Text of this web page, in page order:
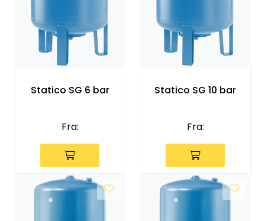
Statico SG 6 bar
Fra:
Statico SG 10 bar
Fra:
Designradiatorer
Unipak
Vannprøver
Kontakt oss